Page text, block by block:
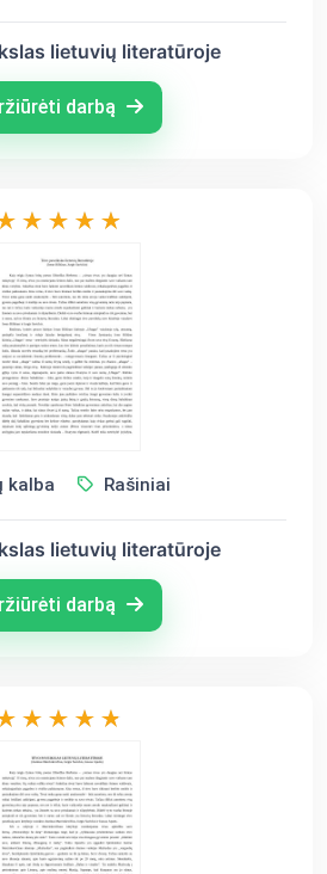
lietuvių literatūroje
darbą
kalba Rašiniai
lietuvių literatūroje
darbą